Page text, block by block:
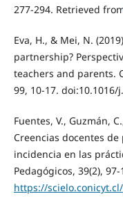
277-294. Retrieved
Eva, H., & Mei, N.
partnership?
teachers and parents.
99, 10-17.
Fuentes, V., Guzmán,
Creencias docentes
incidencia en las
Pedagógicos, 39(2),
https://